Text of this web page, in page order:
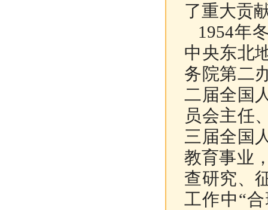
了重大贡
1954年
中央东北
务院第二
二届全国
员会主任
三届全国
教育事业
查研究、
工作中“